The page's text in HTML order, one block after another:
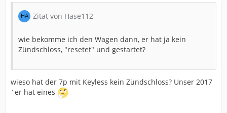
Zitat von Hase112
wie bekomme ich den Wagen dann, er hat ja kein
Zündschloss, "resetet" und gestartet?
wieso hat der 7p mit Keyless kein Zündschloss? Unser 2017
´er hat eines